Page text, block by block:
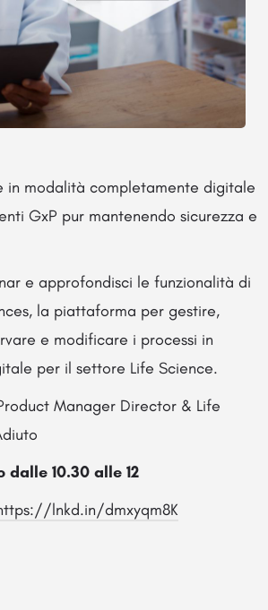
in modalità completamente digitale
GxP pur mantenendo sicurezza e
e approfondisci le funzionalità di
la piattaforma per gestire,
e modificare i processi in
per il settore Life Science.
Manager Director & Life
10.30 alle 12
lnkd.in/dmxyqm8K